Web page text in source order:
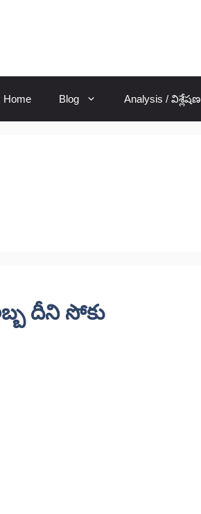
Home Blog Analysis / విశ్లేషణ
దీని సోకు